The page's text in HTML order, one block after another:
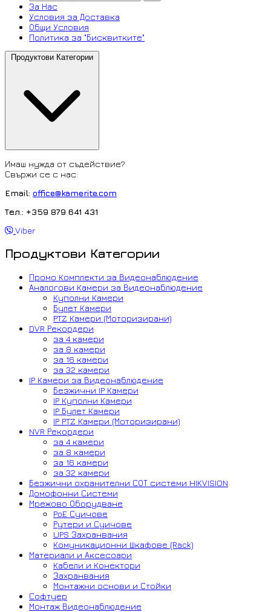
За Нас
Условия за Доставка
Общи Условия
Политика за "Бисквитките"
Продуктови Категории
Имаш нужда от съдействие?
Свържи се с нас:
Email: office@kamerite.com
Тел.: +359 879 641 431
Viber
Продуктови Категории
Промо Комплекти за Видеонаблюдение
Аналогови Камери за Видеонаблюдение
Куполни Камери
Булет Камери
PTZ Камери (Моторизирани)
DVR Рекордери
за 4 камери
за 8 камери
за 16 камери
за 32 камери
IP Камери за Видеонаблюдение
Безжични IP Камери
IP Куполни Камери
IP Булет Камери
IP PTZ Камери (Моторизирани)
NVR Рекордери
за 4 камери
за 8 камери
за 16 камери
за 32 камери
Безжични охранителни СОТ системи HIKVISION
Домофонни Системи
Мрежово Оборудване
PoE Суичове
Рутери и Суичове
UPS Захранвания
Комуникационни Шкафове (Rack)
Материали и Аксесоари
Кабели и Конектори
Захранвания
Монтажни основи и Стойки
Софтуер
Монтаж Видеонаблюдение